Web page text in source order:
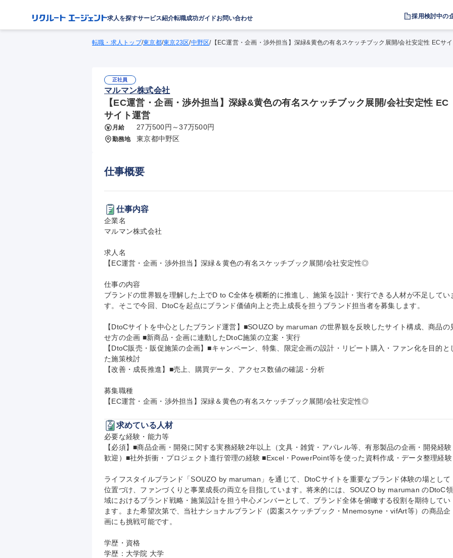
求人を探すサービス紹介転職成功ガイドお問い合わせ 採用検討中の
転職・求人トップ/東京都/東京23区/中野区/【EC運営・企画・渉外担当】深緑&黄色の有名スケッチブック展開/会社安定性 ECサ
正社員
マルマン株式会社
【EC運営・企画・渉外担当】深緑&黄色の有名スケッチブック展開/会社安定性 EC
サイト運営
月給 27万500円～37万500円
勤務地 東京都中野区
仕事概要
仕事内容
企業名
マルマン株式会社
求人名
【EC運営・企画・渉外担当】深緑＆黄色の有名スケッチブック展開/会社安定性◎
仕事の内容
ブランドの世界観を理解した上でD to C全体を横断的に推進し、施策を設計・実行できる人材が不足してい
す。そこで今回、DtoCを起点にブランド価値向上と売上成長を担うブランド担当者を募集します。
【DtoCサイトを中心としたブランド運営】■SOUZO by maruman の世界観を反映したサイト構成、商品の
せ方の企画 ■新商品・企画に連動したDtoC施策の立案・実行
【DtoC販売・販促施策の企画】■キャンペーン、特集、限定企画の設計・リピート購入・ファン化を目的と
た施策検討
【改善・成長推進】■売上、購買データ、アクセス数値の確認・分析
募集職種
【EC運営・企画・渉外担当】深緑＆黄色の有名スケッチブック展開/会社安定性◎
求めている人材
必要な経験・能力等
【必須】■商品企画・開発に関する実務経験2年以上（文具・雑貨・アパレル等、有形製品の企画・開発経験
歓迎）■社外折衝・プロジェクト進行管理の経験 ■Excel・PowerPoint等を使った資料作成・データ整理経験
ライフスタイルブランド「SOUZO by maruman」を通じて、DtoCサイトを重要なブランド体験の場として
位置づけ、ファンづくりと事業成長の両立を目指しています。将来的には、SOUZO by maruman のDtoC領
域におけるブランド戦略・施策設計を担う中心メンバーとして、ブランド全体を俯瞰する役割を期待してい
ます。また希望次第で、当社ナショナルブランド（図案スケッチブック・Mnemosyne・vifArt等）の商品企
画にも挑戦可能です。
学歴・資格
学歴：大学院 大学